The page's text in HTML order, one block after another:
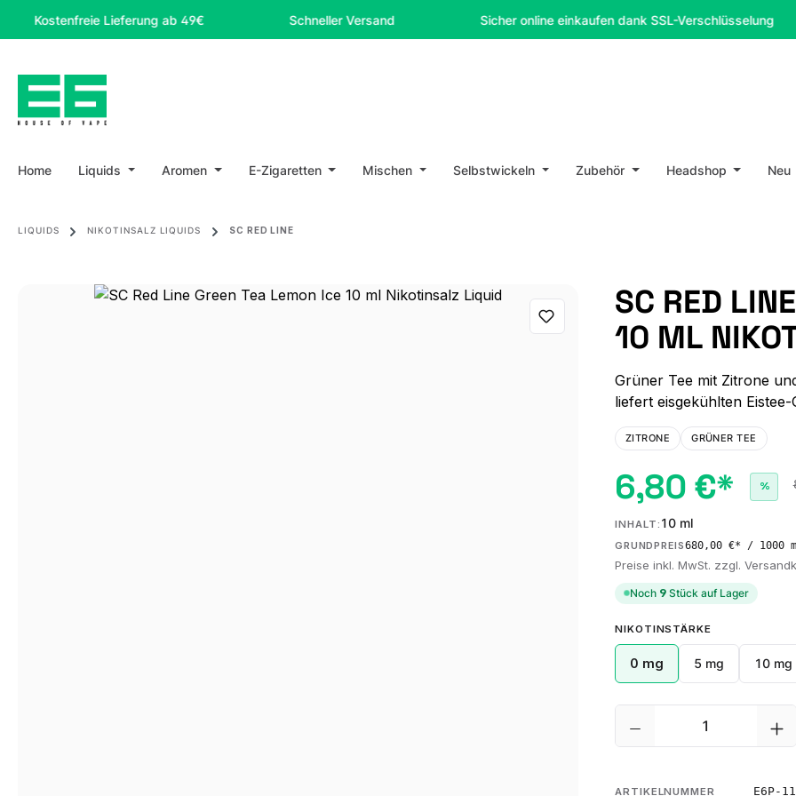
Hauptinhalt springen
Zur Suche springen
Zur Hauptnavigation springen
Lieferung ab 49€ Schneller Versand Sicher online einkaufen dank SSL-Verschlüsselung
Home Liquids Aromen E-Zigaretten Mischen Selbstwickeln Zubehör Headshop Neu
LIQUIDS NIKOTINSALZ LIQUIDS SC RED LINE
Bildergalerie überspringen
SC RED
10 ML
Grüner Tee mit Zitrone
liefert eisgekühlten
ZITRONE GRÜNER TEE
6,80 €* %
INHALT: 10 ml
GRUNDPREIS680,00 €* / 1000
Preise inkl. MwSt. zzgl.
Noch 9 Stück auf Lager
NIKOTINSTÄRKE
0 mg 5 mg 10 mg
Produkt Anzahl:
ARTIKELNUMMER E6P-